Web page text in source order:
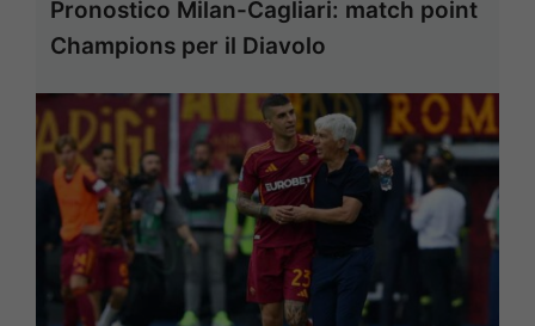
Pronostico Milan-Cagliari: match point
Champions per il Diavolo